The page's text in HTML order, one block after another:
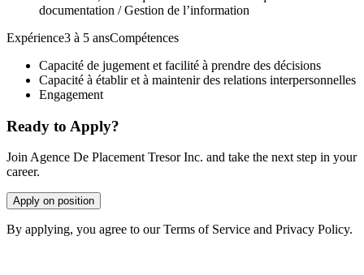
documentation / Gestion de l’information
Expérience3 à 5 ansCompétences
Capacité de jugement et facilité à prendre des décisions
Capacité à établir et à maintenir des relations interpersonnelles
Engagement
Ready to Apply?
Join Agence De Placement Tresor Inc. and take the next step in your
career.
Apply on position
By applying, you agree to our Terms of Service and Privacy Policy.